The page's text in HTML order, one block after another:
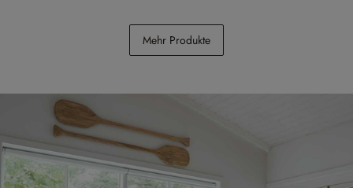
CHF 1’798.00
Mehr Produkte